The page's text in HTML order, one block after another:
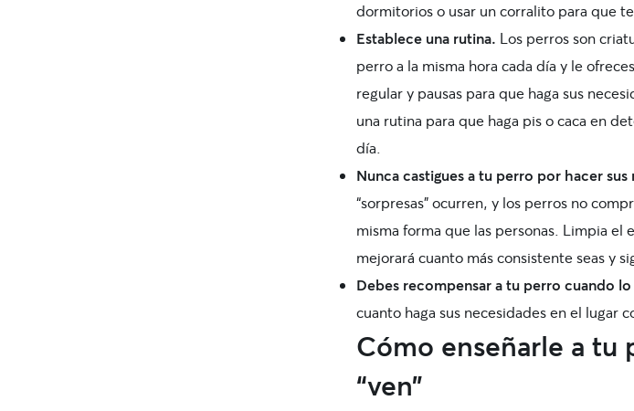
dormitorios o usar un corralito para que
Establece una rutina. Los perros son
perro a la misma hora cada día y le
regular y pausas para que haga sus
una rutina para que haga pis o caca en
día.
Nunca castigues a tu perro por hacer sus
“sorpresas” ocurren, y los perros no
misma forma que las personas. Limpia
mejorará cuanto más consistente seas y
Debes recompensara tu perro cuando lo
cuanto haga sus necesidades en el lugar
Cómo enseñarle a tu
“ven”